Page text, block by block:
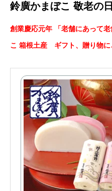
鈴廣かまぼこ 敬老の
創業慶応元年 「老舗にあって
こ 箱根土産 ギフト、贈り物に